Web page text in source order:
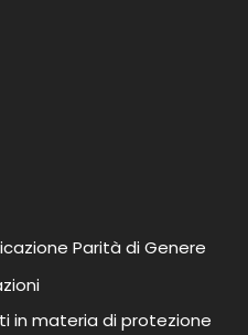
Parità di Genere
in materia di protezione